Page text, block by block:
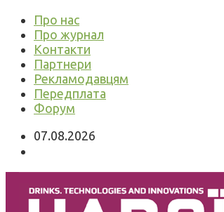
Про нас
Про журнал
Контакти
Партнери
Рекламодавцям
Передплата
Форум
07.08.2026